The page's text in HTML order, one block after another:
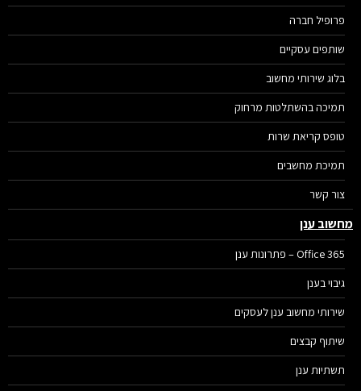
פרופיל חברה
שותפים עסקיים
בלוג שירותי מחשוב
תמיכה בהשתלטות מרחוק
טופס קריאת שרות
תמיכת מחשבים
צור קשר
ענן
Office 365 – פתרונות ענן
גיבוי בענן
שירותי מחשוב ענן לעסקים
שיתוף קבצים
תשתיות ענן